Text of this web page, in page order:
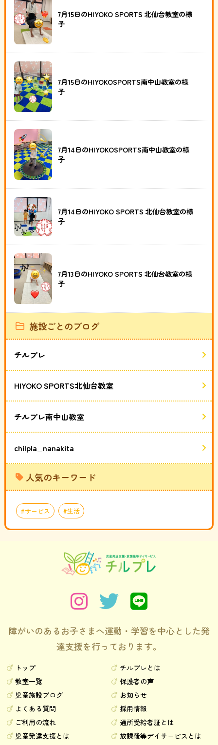
7月15日のHIYOKO SPORTS 北仙台教室の様
子
7月15日のHIYOKOSPORTS南中山教室の様
子
7月14日のHIYOKOSPORTS南中山教室の様
子
7月14日のHIYOKO SPORTS 北仙台教室の様
子
7月13日のHIYOKO SPORTS 北仙台教室の様
子
施設ごとのブログ
チルプレ
HIYOKO SPORTS北仙台教室
チルプレ南中山教室
chilpla_nanakita
人気のキーワード
サービス 生活
障がいのあるお子さまへ運動・学習を中心とした発
達支援を行っております。
トップ
チルプレとは
教室一覧
保護者の声
児童施設ブログ
お知らせ
よくある質問
採用情報
ご利用の流れ
通所受給者証とは
児童発達支援とは
放課後等デイサービスとは